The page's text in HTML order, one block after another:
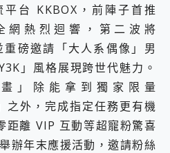
一鍵修復模糊影片、舊照的 AI 好幫手! VideoProc Converter AI 新版全解析 × 年末優惠，一篇全看懂
小朋友才做選擇 投影機 RGB藍牙音響 氛圍情境燈 我通通都要！ Starfish 2 幻彩膠囊投影機｜結合「 智慧投影 & 煥彩流動 」的沈浸式生活新體驗
外型超吸晴~ 給您絕佳操控體驗 GravaStar Mercury K1 系列 異星機械鍵盤與 Mercury X 系列 輕量無線電競滑鼠 開箱 評測
開箱~變身「蜘蛛人」椅子軍師！MSI MPG 491CQP QD-OLED 超寬曲面電競螢幕，多工辦公、爽度滿滿的終極桌面體驗
iPhone 17 系列 有認證的防護來囉！ imos 首家導入 UL MCV 行銷宣告驗證的手機配件品牌
小巧好吸不擋鏡頭 有Qi2認證的 ONPRO MagReact MXs2 5000mAh薄型磁吸無線急速行動電源 開箱 評測
會走動的冷暖氣 SONY REON POCKET PRO 穿戴式智慧冷暖調溫裝置 開箱 評測
寶可夢飛人外掛iToolab AnyGo全新升級，GO Fest 五折優惠嗨翻天！支援 iOS/Android！
百倍變焦實測~ vivo X200 Pro 與 S25 Ultra 誰能滿足全場景拍攝需求？
台 KKBOX，前陣子首推
網熱烈迴響，第二波將
磅邀請「大人系偶像」男
」風格展現跨世代魅力。
」除能拿到獨家限量
外，完成指定任務更有機
距離 VIP 互動等超寵粉驚喜
辦年末應援活動，邀請粉絲